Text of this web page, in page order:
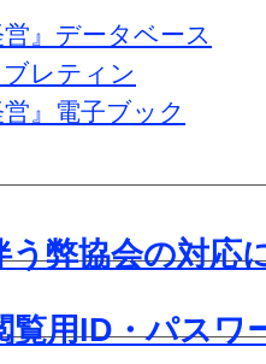
営』データベース
レティン
』電子ブック
う弊協会の対応
覧用ID・パスワ